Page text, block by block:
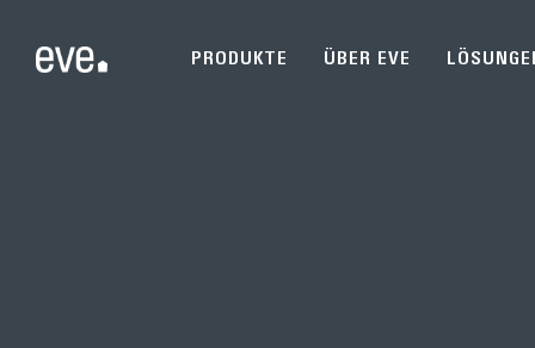
PRODUKTE ÜBER EVE